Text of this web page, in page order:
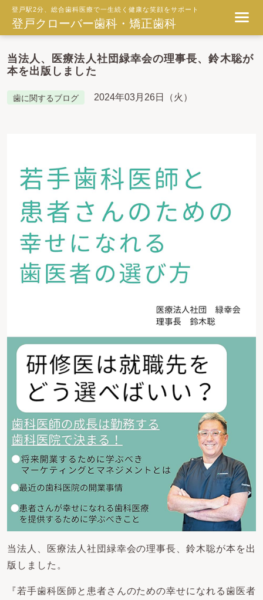
登戸駅2分、総合歯科医療で一生続く健康な笑顔をサポート
登戸クローバー歯科・矯正歯科
当法人、医療法人社団緑幸会の理事長、鈴木聡が
本を出版しました
歯に関するブログ 2024年03月26日（火）
当法人、医療法人社団緑幸会の理事長、鈴木聡が本を出
版しました。
『若手歯科医師と患者さんのための幸せになれる歯医者